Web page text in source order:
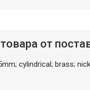
от
cylindrical; brass;